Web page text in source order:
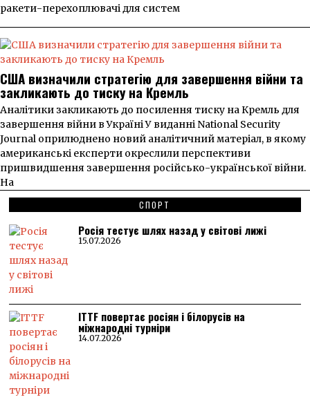
ракети-перехоплювачі для систем
США визначили стратегію для завершення війни та
закликають до тиску на Кремль
Аналітики закликають до посилення тиску на Кремль для
завершення війни в Україні У виданні National Security
Journal оприлюднено новий аналітичний матеріал, в якому
американські експерти окреслили перспективи
пришвидшення завершення російсько-української війни.
На
СПОРТ
Росія тестує шлях назад у світові лижі
15.07.2026
ITTF повертає росіян і білорусів на
міжнародні турніри
14.07.2026